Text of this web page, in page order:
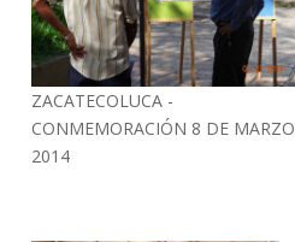
ZACATECOLUCA -
CONMEMORACIÓN 8 DE MARZO
2014